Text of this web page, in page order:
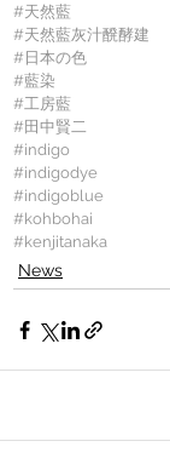
#天然藍
#天然藍灰汁醗酵建
#日本の色
#藍染
#工房藍
#田中賢二
#indigo
#indigodye
#indigoblue
#kohbohai
#kenjitanaka
News